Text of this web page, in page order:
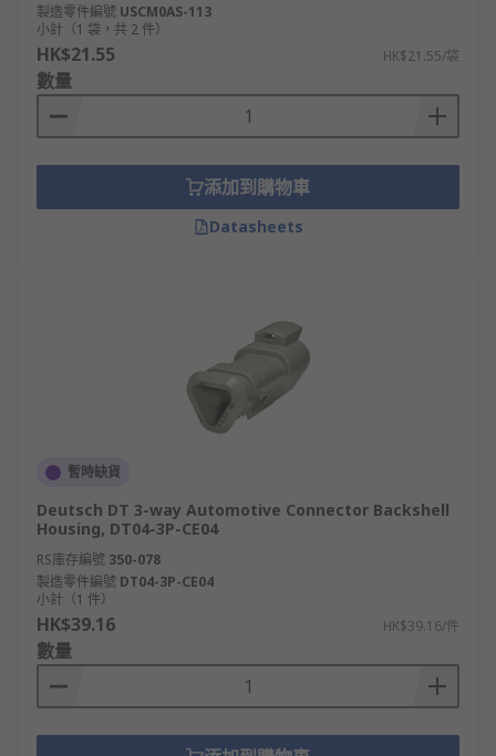
製造零件編號 USCM0AS-113
小計（1 袋，共 2 件）
HK$21.55 HK$21.55/袋
數量
添加到購物車
Datasheets
暫時缺貨
Deutsch DT 3-way Automotive Connector Backshell
Housing, DT04-3P-CE04
RS庫存編號 350-078
製造零件編號 DT04-3P-CE04
小計（1 件）
HK$39.16 HK$39.16/件
數量